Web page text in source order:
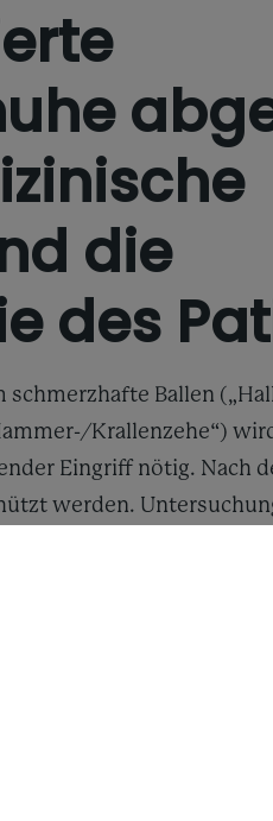
die
des
schmerzhafte Ballen
Krallenzehe“)
Eingriff nötig. Nach
werden.